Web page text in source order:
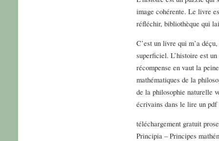
image cohérente. Le livre
réfléchir, bibliothèque qui
C’est un livre qui m’a
superficiel. L’histoire est
récompense en vaut la
mathématiques de la
de la philosophie naturelle
écrivains dans le lire un pdf
téléchargement gratuit
Principia – Principes